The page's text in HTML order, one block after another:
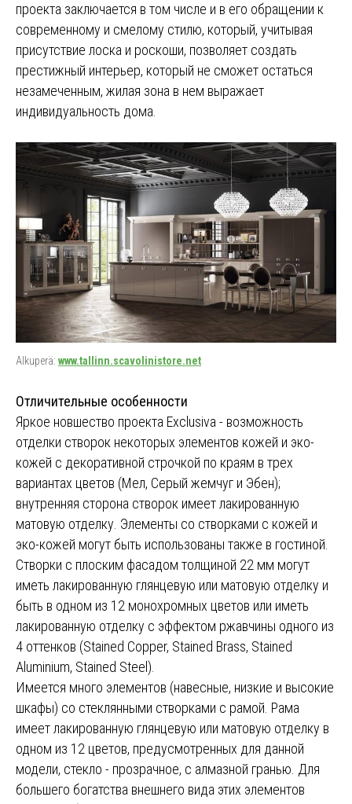
проекта заключается в том числе и в его обращении к
современному и смелому стилю, который, учитывая
присутствие лоска и роскоши, позволяет создать
престижный интерьер, который не сможет остаться
незамеченным, жилая зона в нем выражает
индивидуальность дома.
Alkuperä: www.tallinn.scavolinistore.net
Отличительные особенности
Яркое новшество проекта Exclusiva - возможность
отделки створок некоторых элементов кожей и эко-
кожей с декоративной строчкой по краям в трех
вариантах цветов (Мел, Серый жемчуг и Эбен);
внутренняя сторона створок имеет лакированную
матовую отделку. Элементы со створками с кожей и
эко-кожей могут быть использованы также в гостиной.
Створки с плоским фасадом толщиной 22 мм могут
иметь лакированную глянцевую или матовую отделку и
быть в одном из 12 монохромных цветов или иметь
лакированную отделку с эффектом ржавчины одного из
4 оттенков (Stained Copper, Stained Brass, Stained
Aluminium, Stained Steel).
Имеется много элементов (навесные, низкие и высокие
шкафы) со стеклянными створками с рамой. Рама
имеет лакированную глянцевую или матовую отделку в
одном из 12 цветов, предусмотренных для данной
модели, стекло - прозрачное, с алмазной гранью. Для
большего богатства внешнего вида этих элементов